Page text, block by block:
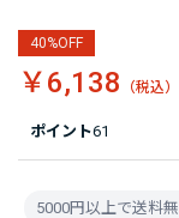
ポイント61
40%OFF
￥6,138
5000円以上で送料